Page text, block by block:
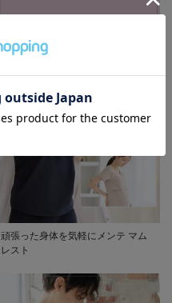
頑張った身体を気軽にメンテ マム
レスト